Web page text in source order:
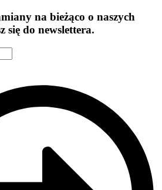
na bieżąco o naszych
się do newslettera.